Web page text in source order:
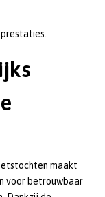
maakt
voor betrouwbaar